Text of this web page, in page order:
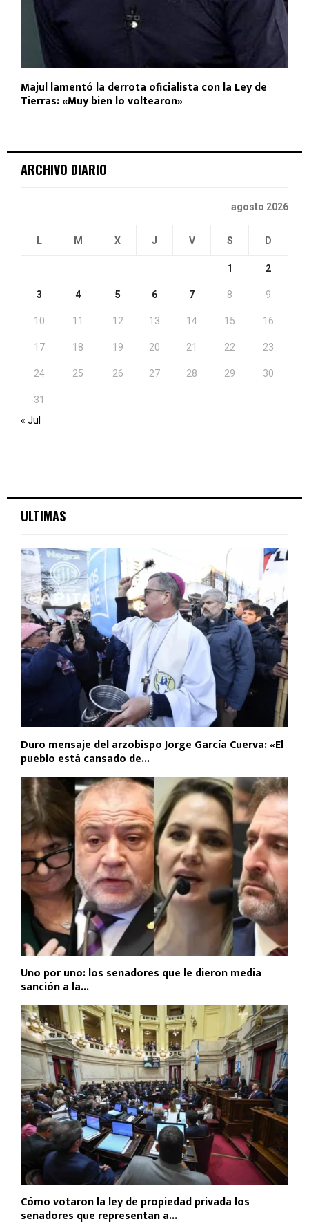
Majul lamentó la derrota oficialista con la Ley de
Tierras: «Muy bien lo voltearon»
ARCHIVO DIARIO
agosto 2026
L M X J V S D
1 2
3 4 5 6 7 8 9
10 11 12 13 14 15 16
17 18 19 20 21 22 23
24 25 26 27 28 29 30
31
« Jul
ULTIMAS
Duro mensaje del arzobispo Jorge García Cuerva: «El
pueblo está cansado de...
Uno por uno: los senadores que le dieron media
sanción a la...
Cómo votaron la ley de propiedad privada los
senadores que representan a...